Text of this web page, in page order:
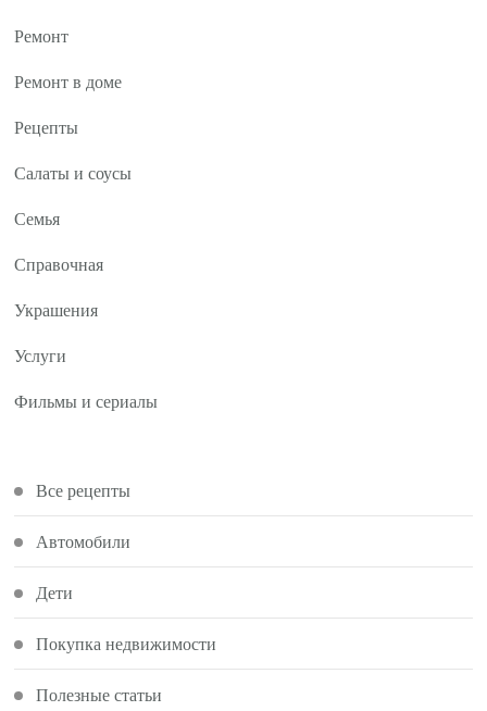
Ремонт
Ремонт в доме
Рецепты
Салаты и соусы
Семья
Справочная
Украшения
Услуги
Фильмы и сериалы
Все рецепты
Автомобили
Дети
Покупка недвижимости
Полезные статьи